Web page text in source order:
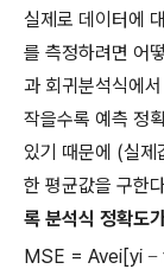
실제로 데이터에
를 측정하려면 어
과 회귀분석식에
작을수록 예측 정
있기 때문에 (실제
한 평균값을 구한
록 분석식 정확도
MSE = Avei[yi −